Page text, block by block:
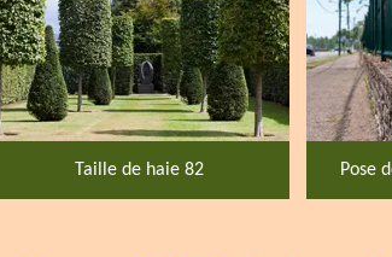
Taille de haie 82 Pose